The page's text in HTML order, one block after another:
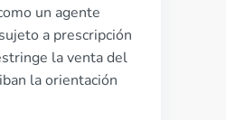
un agente
a prescripción
la venta del
la orientación